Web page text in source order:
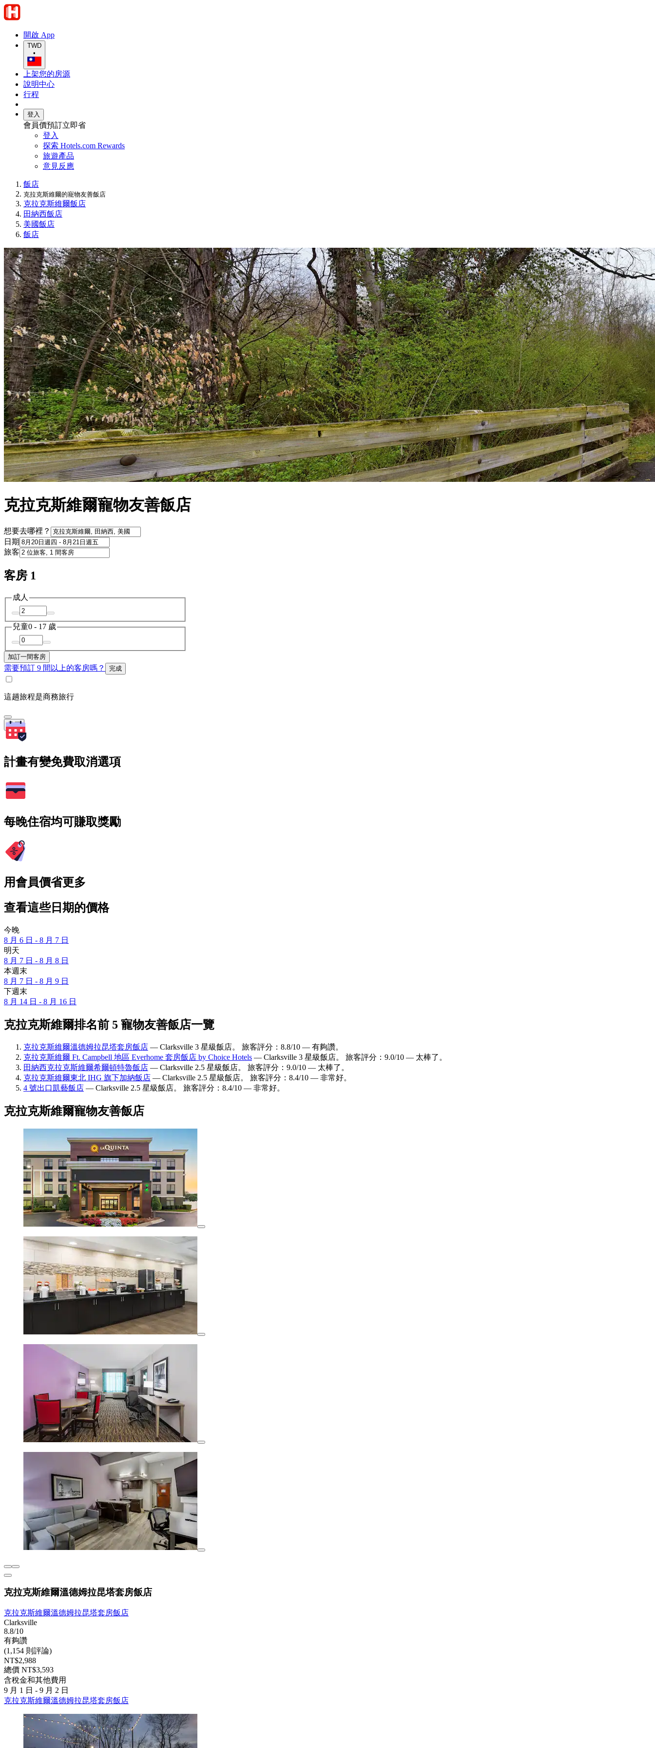
開啟 App
TWD
•
上架您的房源
說明中心
行程
登入
會員價預訂立即省
登入
探索 Hotels.com Rewards
旅遊產品
意見反應
飯店
克拉克斯維爾的寵物友善飯店
克拉克斯維爾飯店
田納西飯店
美國飯店
飯店
克拉克斯維爾寵物友善飯店
想要去哪裡？
日期
旅客
客房 1
成人
兒童0 - 17 歲
加訂一間客房
需要預訂 9 間以上的客房嗎？ 完成
這趟旅程是商務旅行
搜尋
計畫有變免費取消選項
每晚住宿均可賺取獎勵
用會員價省更多
查看這些日期的價格
今晚
8 月 6 日 - 8 月 7 日
明天
8 月 7 日 - 8 月 8 日
本週末
8 月 7 日 - 8 月 9 日
下週末
8 月 14 日 - 8 月 16 日
克拉克斯維爾排名前 5 寵物友善飯店一覽
克拉克斯維爾溫德姆拉昆塔套房飯店 — Clarksville 3 星級飯店。 旅客評分：8.8/10 — 有夠讚。
克拉克斯維爾 Ft. Campbell 地區 Everhome 套房飯店 by Choice Hotels — Clarksville 3 星級飯店。 旅客評分：9.0/10 — 太棒了。
田納西克拉克斯維爾希爾頓特魯飯店 — Clarksville 2.5 星級飯店。 旅客評分：9.0/10 — 太棒了。
克拉克斯維爾東北 IHG 旗下加納飯店 — Clarksville 2.5 星級飯店。 旅客評分：8.4/10 — 非常好。
4 號出口凱藝飯店 — Clarksville 2.5 星級飯店。 旅客評分：8.4/10 — 非常好。
克拉克斯維爾寵物友善飯店
克拉克斯維爾溫德姆拉昆塔套房飯店
克拉克斯維爾溫德姆拉昆塔套房飯店
Clarksville
8.8/10
有夠讚
(1,154 則評論)
NT$2,988
總價 NT$3,593
含稅金和其他費用
9 月 1 日 - 9 月 2 日
克拉克斯維爾溫德姆拉昆塔套房飯店